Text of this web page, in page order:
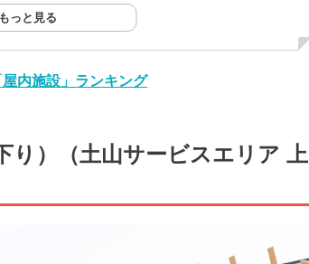
もっと見る
内施設」ランキング
り）（土山サービスエリア 上